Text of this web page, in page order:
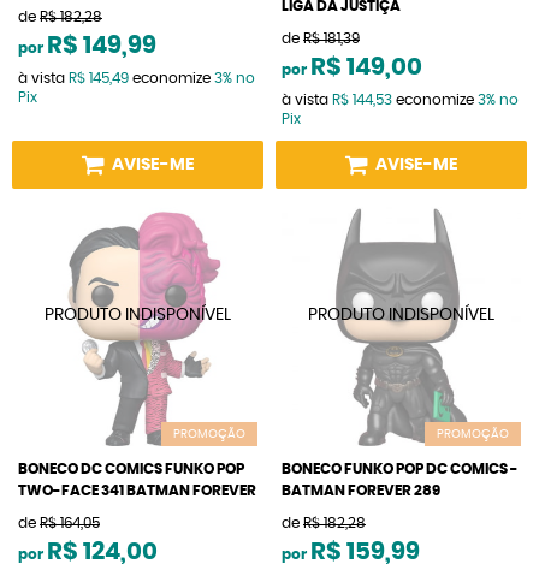
de R$ 182,28
por R$ 149,99
à vista R$ 145,49 economize 3% no
Pix
AVISE-ME
LIGA DA JUSTIÇA
de R$ 181,39
por R$ 149,00
à vista R$ 144,53 economize 3% no
Pix
AVISE-ME
PROMOÇÃO
BONECO DC COMICS FUNKO POP
TWO-FACE 341 BATMAN FOREVER
de R$ 164,05
por R$ 124,00
PROMOÇÃO
BONECO FUNKO POP DC COMICS -
BATMAN FOREVER 289
de R$ 182,28
por R$ 159,99